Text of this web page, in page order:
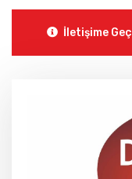
İletişime Geç